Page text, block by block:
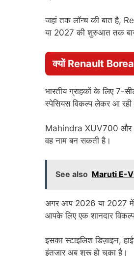
जहां तक लॉन्च की बात है,
या 2027 की शुरुआत तक
क्यों Renault
भारतीय ग्राहकों के लिए 7-
स्पेसियस विकल्प लेकर आ रही
Mahindra XUV700 और
वह नाम बन सकती है।
See also Maruti E-
अगर आप 2026 या 2027 में
आपके लिए एक शानदार
इसका स्टाइलिश डिज़ाइन,
इंतजार अब शुरू हो चुका है।